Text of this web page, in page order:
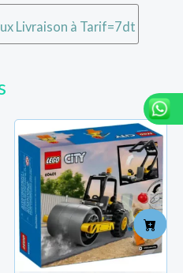
Livraison à Tarif=7dt